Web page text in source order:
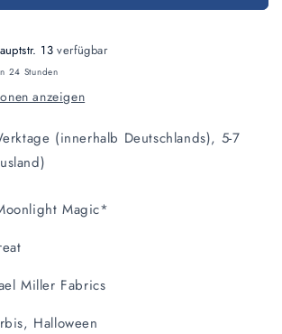
13 verfügbar
24 Stunden
anzeigen
(innerhalb Deutschlands), 5-7
Magic*
Miller Fabrics
Halloween